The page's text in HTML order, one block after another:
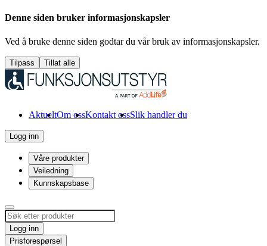
Denne siden bruker informasjonskapsler
Ved å bruke denne siden godtar du vår bruk av informasjonskapsler.
Tilpass Tillat alle
AktueltOm ossKontakt ossSlik handler du
Logg inn
Våre produkter
Veiledning
Kunnskapsbase
Logg inn
Prisforespørsel